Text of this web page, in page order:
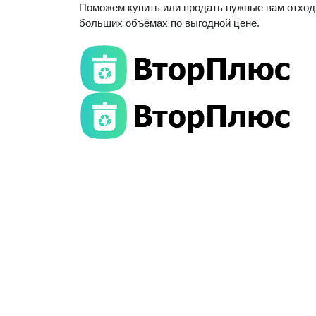
Поможем купить или продать нужные вам
больших объёмах по выгодной цене.